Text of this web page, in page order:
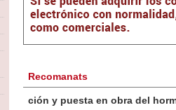
Recomanats
Botánica Agroalimentaria